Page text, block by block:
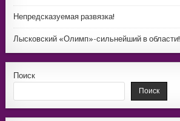
Непредсказуемая развязка!
Лысковский «Олимп»-сильнейший в области!
Поиск
Поиск